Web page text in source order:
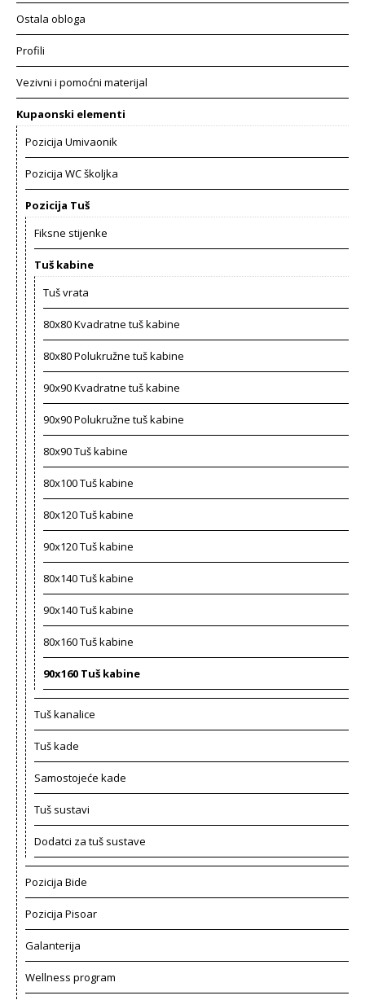
Ostala obloga
Profili
Vezivni i pomoćni materijal
Kupaonski elementi
Pozicija Umivaonik
Pozicija WC školjka
Pozicija Tuš
Fiksne stijenke
Tuš kabine
Tuš vrata
80x80 Kvadratne tuš kabine
80x80 Polukružne tuš kabine
90x90 Kvadratne tuš kabine
90x90 Polukružne tuš kabine
80x90 Tuš kabine
80x100 Tuš kabine
80x120 Tuš kabine
90x120 Tuš kabine
80x140 Tuš kabine
90x140 Tuš kabine
80x160 Tuš kabine
90x160 Tuš kabine
Tuš kanalice
Tuš kade
Samostojeće kade
Tuš sustavi
Dodatci za tuš sustave
Pozicija Bide
Pozicija Pisoar
Galanterija
Wellness program